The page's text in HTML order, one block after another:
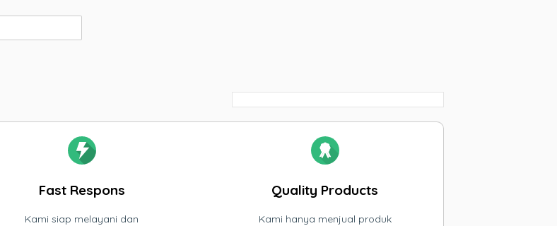
Fast Respons
Kami siap melayani dan
Quality Products
Kami hanya menjual produk